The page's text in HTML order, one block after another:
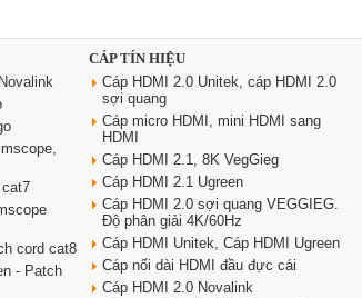
cord cat8
- Patch
CÁP TÍN HIỆU
Cáp HDMI 2.0 Unitek, cáp HDMI 2.0
sợi quang
Cáp micro HDMI, mini HDMI sang
HDMI
Cáp HDMI 2.1, 8K VegGieg
Cáp HDMI 2.1 Ugreen
Cáp HDMI 2.0 sợi quang VEGGIEG.
Độ phân giải 4K/60Hz
Cáp HDMI Unitek, Cáp HDMI Ugreen
Cáp nối dài HDMI đầu đực cái
Cáp HDMI 2.0 Novalink